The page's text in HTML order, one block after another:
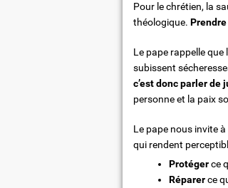
Pour le chrétien, la
théologique.
Le pape rappelle
subissent
c’est donc parler de
personne et la paix
Le pape nous invite
qui rendent
Protégerce
Réparerce